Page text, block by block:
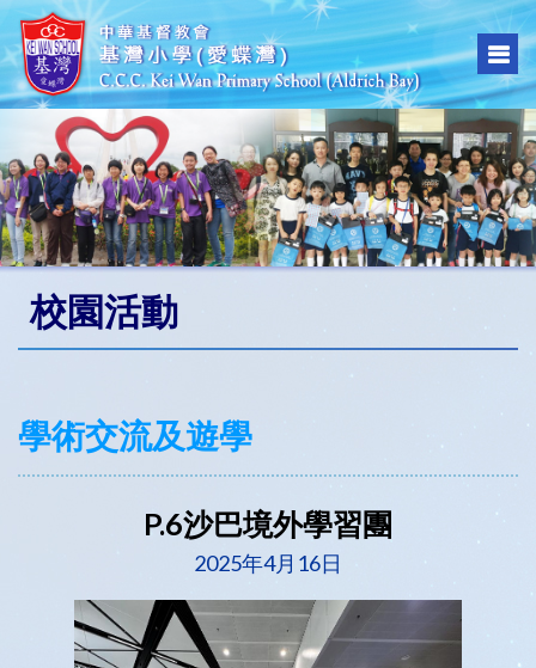
校園活動
學術交流及遊學
P.6沙巴境外學習團
2025年4月16日